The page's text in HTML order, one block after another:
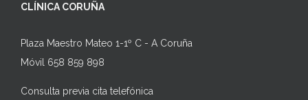
CLÍNICA CORUÑA
Plaza Maestro Mateo 1-1º C - A Coruña
Móvil 658 859 898
Consulta previa cita telefónica